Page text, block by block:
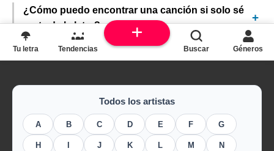
¿Cómo puedo encontrar una canción si solo sé
parte de la letra?
Todos los artistas
A B C D E F G
H J K L M N
Tu letra Tendencias Buscar Géneros